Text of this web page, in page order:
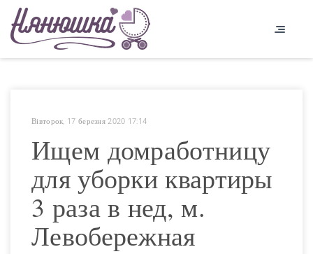
Вівторок, 17 березня 2020 17:14
Ищем домработницу
для уборки квартиры
3 раза в нед, м.
Левобережная